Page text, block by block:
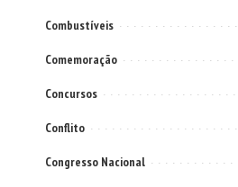
Combustíveis
Comemoração
Concursos
Conflito
Congresso Nacional